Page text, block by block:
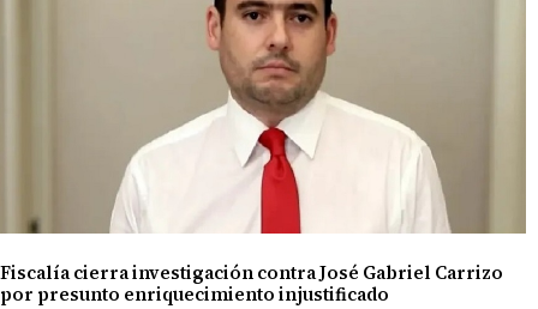
Fiscalía cierra investigación contra José Gabriel Carrizo
por presunto enriquecimiento injustificado